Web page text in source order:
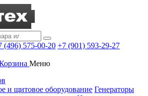
(496) 575-00-20 +7 (901) 593-29-27
Меню
и щитовое оборудование Генераторы